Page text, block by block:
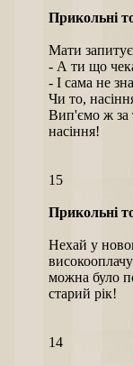
Прикольні
Мати
- А ти що
- І сама не
Чи то,
Вип'ємо ж за
насіння!
15
Прикольні
Нехай у
можна було
старий рік!
14